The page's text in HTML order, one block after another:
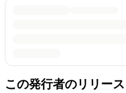
この発行者のリリース